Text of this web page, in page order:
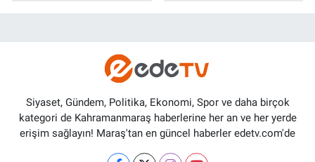
Siyaset, Gündem, Politika, Ekonomi, Spor ve daha birçok
kategori de Kahramanmaraş haberlerine her an ve her yerde
erişim sağlayın! Maraş'tan en güncel haberler edetv.com'de